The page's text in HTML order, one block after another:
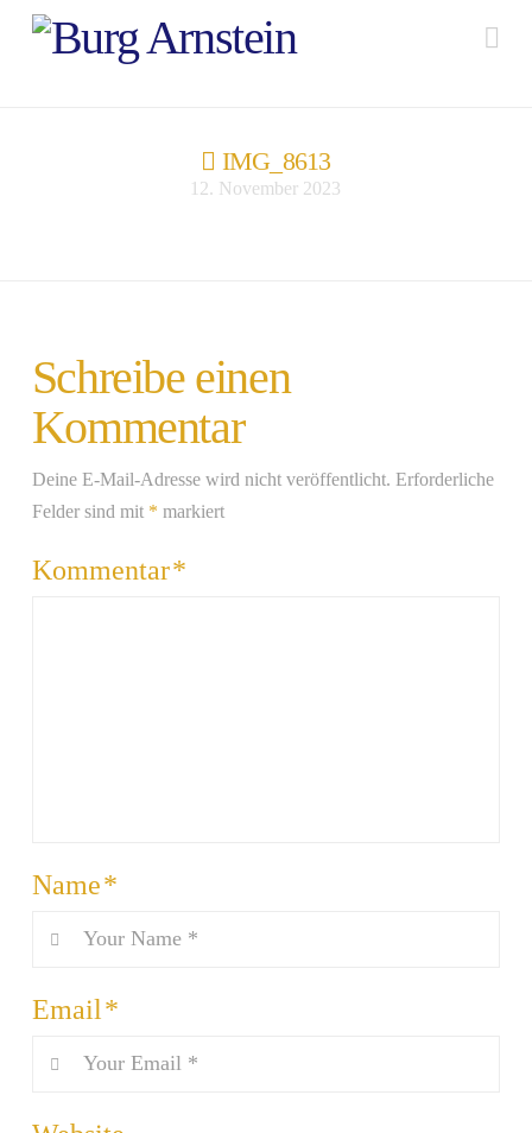
IMG_8613
12. November 2023
Schreibe einen
Kommentar
Deine E-Mail-Adresse wird nicht veröffentlicht. Erforderliche
Felder sind mit * markiert
Kommentar*
Name*
Email*